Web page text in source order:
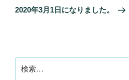
ゲ
ン
の
2020年3月1日になりました。
索: